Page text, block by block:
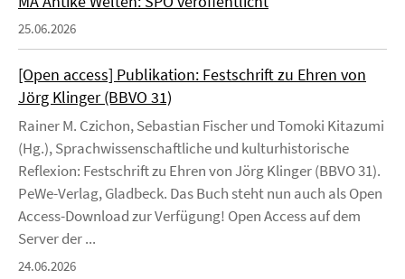
25.06.2026
[Open access] Publikation: Festschrift zu Ehren von
Jörg Klinger (BBVO 31)
Rainer M. Czichon, Sebastian Fischer und Tomoki Kitazumi
(Hg.), Sprachwissenschaftliche und kulturhistorische
Reflexion: Festschrift zu Ehren von Jörg Klinger (BBVO 31).
PeWe-Verlag, Gladbeck. Das Buch steht nun auch als Open
Access-Download zur Verfügung! Open Access auf dem
Server der ...
24.06.2026